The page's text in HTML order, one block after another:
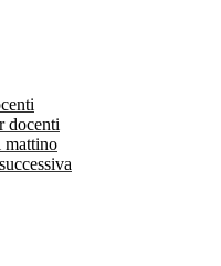
docenti
mattino